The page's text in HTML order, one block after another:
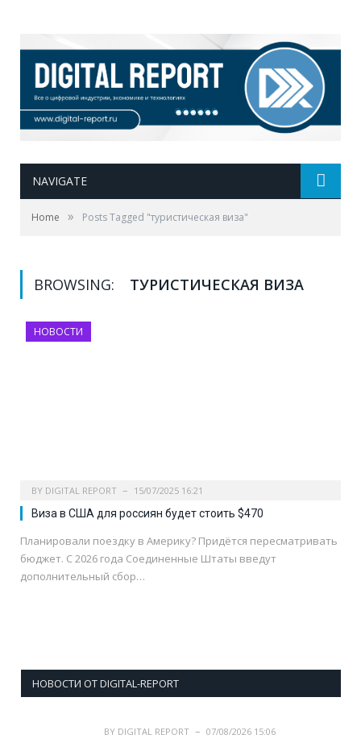
NAVIGATE
Home » Posts Tagged "туристическая виза"
BROWSING: ТУРИСТИЧЕСКАЯ ВИЗА
НОВОСТИ
BY DIGITAL REPORT 15/07/2025 16:21
Виза в США для россиян будет стоить $470
Планировали поездку в Америку? Придётся пересматривать
бюджет. С 2026 года Соединенные Штаты введут
дополнительный сбор…
НОВОСТИ ОТ DIGITAL-REPORT
BY DIGITAL REPORT
07/08/2026 15:06